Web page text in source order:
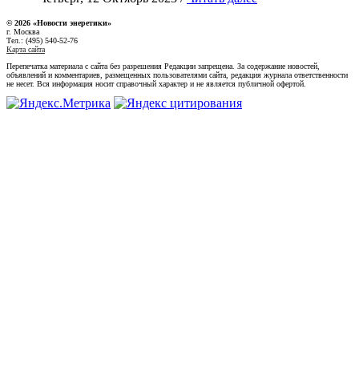
© 2026 «Новости энеретики»
г. Москва
Тел.: (495) 540-52-76
Карта сайта
Перепечатка материала с сайта без разрешения Редакции запрещена. За содержание новостей,
объявлений и комментариев, размещенных пользователями сайта, редакция журнала ответственности
не несет. Вся информация носит справочный характер и не является публичной офертой.